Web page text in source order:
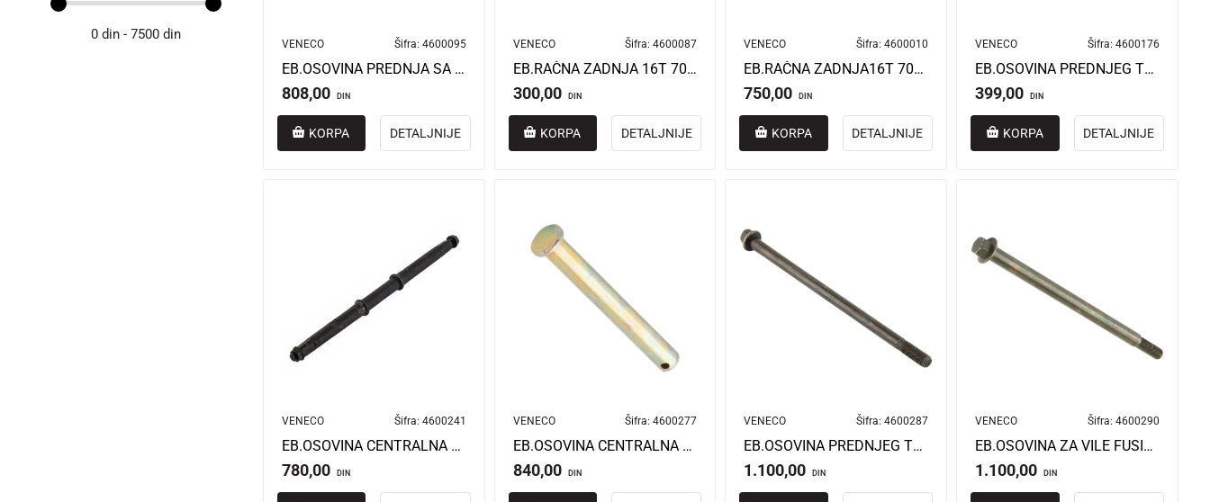
0 din - 7500 din
VENECO Šifra: 4600095
EB.OSOVINA PREDNJA SA MATICOM VENECO MASTER 4/ULTRA AMP
808,00 DIN
KORPA DETALJNIJE
VENECO Šifra:4600087
EB.RAČNA ZADNJA 16T 70MM MINI POWER
300,00 DIN
KORPA DETALJNIJE
VENECO Šifra:4600010
EB.RAČNA ZADNJA16T 70MM VENECO MASTER 4/ULTRA AMP
750,00 DIN
KORPA DETALJNIJE
VENECO Šifra: 4600176
EB.OSOVINA PREDNJEG TOČKA MINI POWER
399,00 DIN
KORPA DETALJNIJE
VENECO Šifra: 4600241
EB.OSOVINA CENTRALNA EXTREME
780,00 DIN
VENECO Šifra:4600277
EB.OSOVINA CENTRALNA FUSION/FUSION PRO
840,00 DIN
VENECO Šifra:4600287
EB.OSOVINA PREDNJEG TOCKA FUSION/FUSION PRO
1.100,00 DIN
VENECO Šifra: 4600290
EB.OSOVINA ZA VILE FUSION/FUSION PRO
1.100,00 DIN